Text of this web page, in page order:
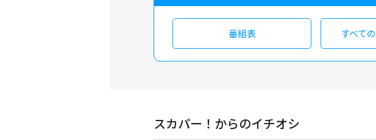
番組表 すべての
スカパー！からのイチオシ